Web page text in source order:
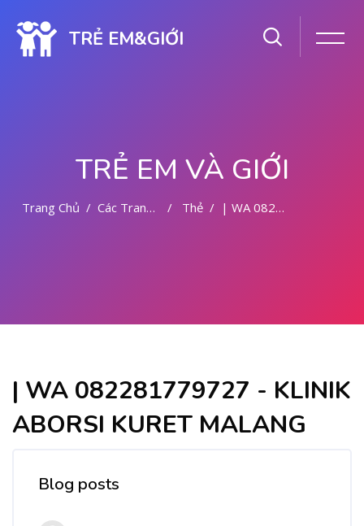
TRẺ EM&GIỚI
TRẺ EM VÀ GIỚI
Trang Chủ Các Trang Của Hệ Thống Thẻ | WA 082281779727 - KLINIK ABORSI KURET MALANG
| WA 082281779727 - KLINIK
ABORSI KURET MALANG
Blog posts